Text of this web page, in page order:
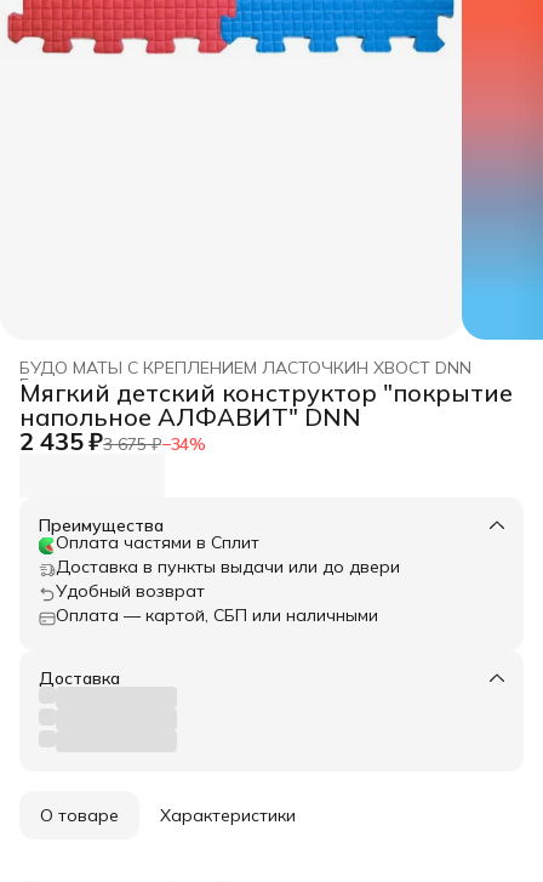
БУДО МАТЫ С КРЕПЛЕНИЕМ ЛАСТОЧКИН ХВОСТ DNN
Главная ›
Мягкий детский конструктор "покрытие
напольное АЛФАВИТ" DNN
2 435 ₽3 675 ₽−34%
Преимущества
Оплата частями в Сплит
Доставка в пункты выдачи или до двери
Удобный возврат
Оплата — картой, СБП или наличными
Доставка
О товаре Характеристики